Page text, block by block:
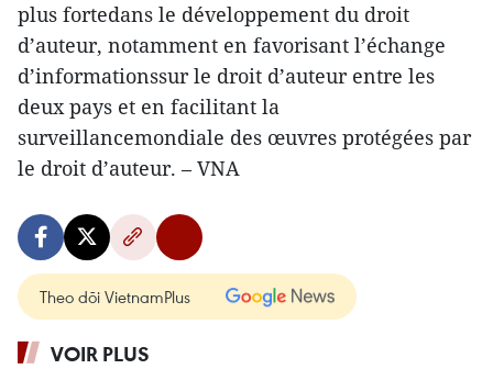
plus fortedans le développement du droit
d’auteur, notamment en favorisant l’échange
d’informationssur le droit d’auteur entre les
deux pays et en facilitant la
surveillancemondiale des œuvres protégées par
le droit d’auteur. – VNA
Theo dõi VietnamPlus
VOIR PLUS